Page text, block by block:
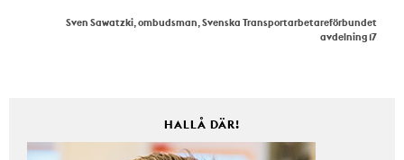
Sven Sawatzki, ombudsman, Svenska Transportarbetareförbundet
avdelning 17
HALLÅ DÄR!